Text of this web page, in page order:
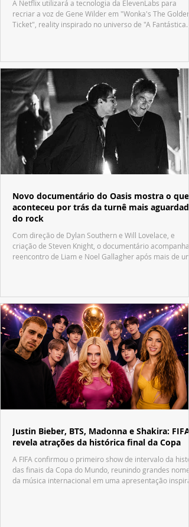
A Netflix utilizará a tecnologia da ElevenLabs para
recriar a voz de Gene Wilder em "Wonka's The Golden
Ticket", reality inspirado no universo de "A Fantástica
Novo documentário do Oasis mostra o que
aconteceu por trás da turnê mais aguardada
do rock
Com direção de Dylan Southern e Will Lovelace, e
criação de Steven Knight, o documentário acompanha
reencontro de Liam e Noel Gallagher após mais de
Justin Bieber, BTS, Madonna e Shakira: FIFA
revela atrações da histórica final da Copa
A FIFA confirmou o primeiro show de intervalo da
das finais da Copa do Mundo, reunindo grandes nomes
da música internacional em uma apresentação